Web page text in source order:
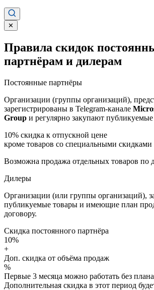
✕
Правила скидок
партнёрам и дилерам
Постоянные партнёры
Организации (группы организаций),
зарегистрированы в Telegram-канале
Group и регулярно закупают
10% скидка к отпускной цене
кроме товаров со специальными скидками
Возможна продажа отдельных товаров по
Дилеры
Организации (или группы организаций),
публикуемые товары и имеющие план
договору.
Скидка постоянного партнёра
10%
+
Доп. скидка от объёма продаж
%
Первые 3 месяца можно работать без
Дополнительная скидка в этот период